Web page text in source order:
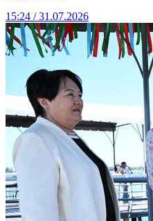
15:24 / 31.07.2026